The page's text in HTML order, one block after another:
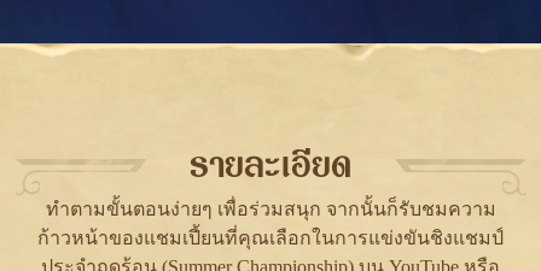
รายละเอียด
ทำตามขั้นตอนง่ายๆ เพื่อร่วมสนุก จากนั้นก็รับชมความ
ก้าวหน้าของแชมเปี้ยนที่คุณเลือกในการแข่งขันชิงแชมป์
ประจำฤดูร้อน (Summer Championship) บน YouTube หรือ